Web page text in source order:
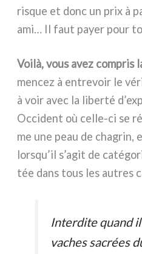
risque et donc un prix à
ami… Il faut payer pour
Voilà, vous avez com­pris
men­cez à entre­voir le
à voir avec la liber­té
Occident où celle-ci se
me une peau de cha­grin,
lorsqu’il s’agit de
tée dans tous les autres
Interdite quand il
vaches sacrées